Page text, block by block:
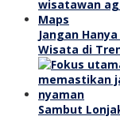
Jangan
Wisata di
Sambut